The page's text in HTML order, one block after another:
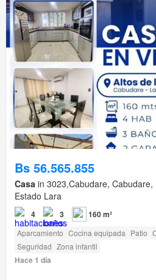
Bs 56.565.855
Casa in 3023,Cabudare, Cabudare,
Estado Lara
4 3 160 m²
Aparcamiento Cocina equipada Patio
Seguridad Zona infantil
Hace 1 día